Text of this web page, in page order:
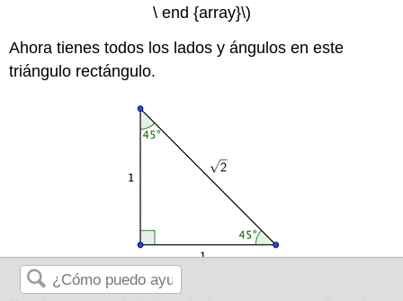
\ end {array}\)
Ahora tienes todos los lados y ángulos en este
triángulo rectángulo.